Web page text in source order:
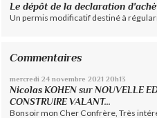
Le dépôt de la declaration
Un permis modificatif destiné à
Commentaires
mercredi 24 novembre 2021 20h13
Nicolas KOHEN sur NOUVELLE
CONSTRUIRE VALANT...
Bonsoir mon Cher Confrère, Très